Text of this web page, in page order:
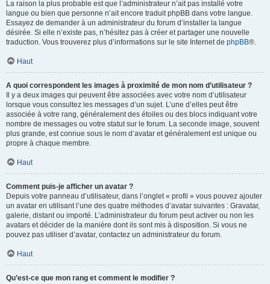
La raison la plus probable est que l’administrateur n’ait pas installé votre
langue ou bien que personne n’ait encore traduit phpBB dans votre langue.
Essayez de demander à un administrateur du forum d’installer la langue
désirée. Si elle n’existe pas, n’hésitez pas à créer et partager une nouvelle
traduction. Vous trouverez plus d’informations sur le site Internet de phpBB®.
Haut
A quoi correspondent les images à proximité de mon nom d’utilisateur ?
Il y a deux images qui peuvent être associées avec votre nom d’utilisateur
lorsque vous consultez les messages d’un sujet. L’une d’elles peut être
associée à votre rang, généralement des étoiles ou des blocs indiquant votre
nombre de messages ou votre statut sur le forum. La seconde image, souvent
plus grande, est connue sous le nom d’avatar et généralement est unique ou
propre à chaque membre.
Haut
Comment puis-je afficher un avatar ?
Depuis votre panneau d’utilisateur, dans l’onglet « profil » vous pouvez ajouter
un avatar en utilisant l’une des quatre méthodes d’avatar suivantes : Gravatar,
galerie, distant ou importé. L’administrateur du forum peut activer ou non les
avatars et décider de la manière dont ils sont mis à disposition. Si vous ne
pouvez pas utiliser d’avatar, contactez un administrateur du forum.
Haut
Qu’est-ce que mon rang et comment le modifier ?